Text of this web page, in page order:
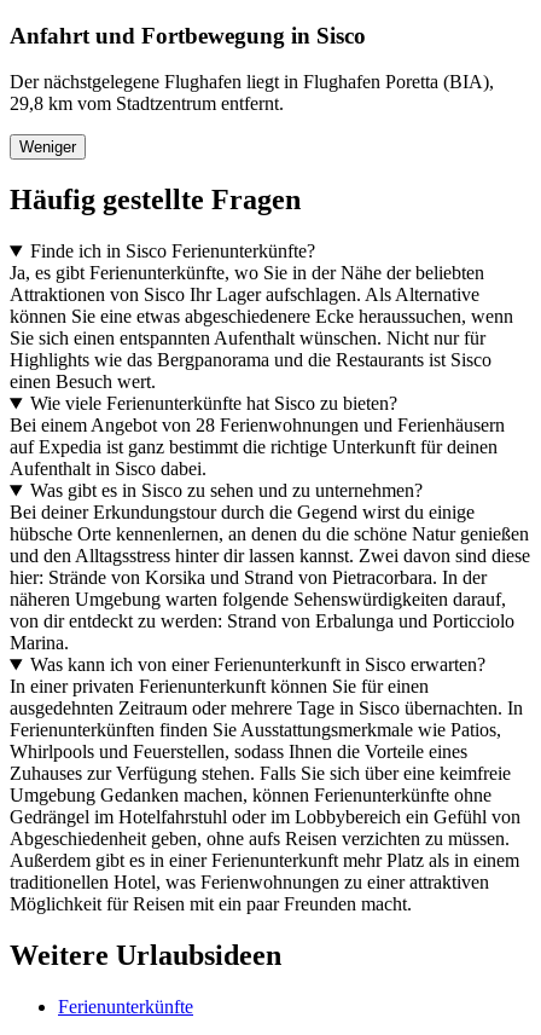
Anfahrt und Fortbewegung in Sisco
Der nächstgelegene Flughafen liegt in Flughafen Poretta (BIA),
29,8 km vom Stadtzentrum entfernt.
Weniger
Häufig gestellte Fragen
Finde ich in Sisco Ferienunterkünfte?
Ja, es gibt Ferienunterkünfte, wo Sie in der Nähe der beliebten
Attraktionen von Sisco Ihr Lager aufschlagen. Als Alternative
können Sie eine etwas abgeschiedenere Ecke heraussuchen, wenn
Sie sich einen entspannten Aufenthalt wünschen. Nicht nur für
Highlights wie das Bergpanorama und die Restaurants ist Sisco
einen Besuch wert.
Wie viele Ferienunterkünfte hat Sisco zu bieten?
Bei einem Angebot von 28 Ferienwohnungen und Ferienhäusern
auf Expedia ist ganz bestimmt die richtige Unterkunft für deinen
Aufenthalt in Sisco dabei.
Was gibt es in Sisco zu sehen und zu unternehmen?
Bei deiner Erkundungstour durch die Gegend wirst du einige
hübsche Orte kennenlernen, an denen du die schöne Natur genießen
und den Alltagsstress hinter dir lassen kannst. Zwei davon sind diese
hier: Strände von Korsika und Strand von Pietracorbara. In der
näheren Umgebung warten folgende Sehenswürdigkeiten darauf,
von dir entdeckt zu werden: Strand von Erbalunga und Porticciolo
Marina.
Was kann ich von einer Ferienunterkunft in Sisco erwarten?
In einer privaten Ferienunterkunft können Sie für einen
ausgedehnten Zeitraum oder mehrere Tage in Sisco übernachten. In
Ferienunterkünften finden Sie Ausstattungsmerkmale wie Patios,
Whirlpools und Feuerstellen, sodass Ihnen die Vorteile eines
Zuhauses zur Verfügung stehen. Falls Sie sich über eine keimfreie
Umgebung Gedanken machen, können Ferienunterkünfte ohne
Gedrängel im Hotelfahrstuhl oder im Lobbybereich ein Gefühl von
Abgeschiedenheit geben, ohne aufs Reisen verzichten zu müssen.
Außerdem gibt es in einer Ferienunterkunft mehr Platz als in einem
traditionellen Hotel, was Ferienwohnungen zu einer attraktiven
Möglichkeit für Reisen mit ein paar Freunden macht.
Weitere Urlaubsideen
Ferienunterkünfte